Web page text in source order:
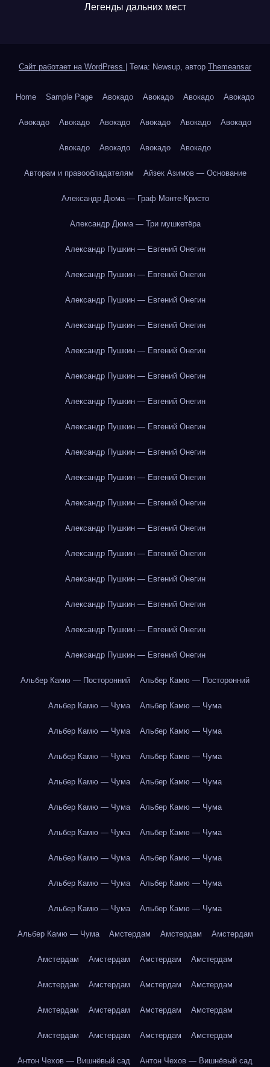
Легенды дальних мест
Сайт работает на WordPress Тема: Newsup, автор Themeansar
Home Sample Page Авокадо Авокадо Авокадо Авокадо
Авокадо Авокадо Авокадо Авокадо Авокадо Авокадо
Авокадо Авокадо Авокадо Авокадо
Авторам и правообладателям Айзек Азимов — Основание
Александр Дюма — Граф Монте-Кристо
Александр Дюма — Три мушкетёра
Александр Пушкин — Евгений Онегин
Александр Пушкин — Евгений Онегин
Александр Пушкин — Евгений Онегин
Александр Пушкин — Евгений Онегин
Александр Пушкин — Евгений Онегин
Александр Пушкин — Евгений Онегин
Александр Пушкин — Евгений Онегин
Александр Пушкин — Евгений Онегин
Александр Пушкин — Евгений Онегин
Александр Пушкин — Евгений Онегин
Александр Пушкин — Евгений Онегин
Александр Пушкин — Евгений Онегин
Александр Пушкин — Евгений Онегин
Александр Пушкин — Евгений Онегин
Александр Пушкин — Евгений Онегин
Александр Пушкин — Евгений Онегин
Александр Пушкин — Евгений Онегин
Альбер Камю — Посторонний Альбер Камю — Посторонний
Альбер Камю — Чума Альбер Камю — Чума
Альбер Камю — Чума Альбер Камю — Чума
Альбер Камю — Чума Альбер Камю — Чума
Альбер Камю — Чума Альбер Камю — Чума
Альбер Камю — Чума Альбер Камю — Чума
Альбер Камю — Чума Альбер Камю — Чума
Альбер Камю — Чума Альбер Камю — Чума
Альбер Камю — Чума Альбер Камю — Чума
Альбер Камю — Чума Альбер Камю — Чума
Альбер Камю — Чума Амстердам Амстердам Амстердам
Амстердам Амстердам Амстердам Амстердам
Амстердам Амстердам Амстердам Амстердам
Амстердам Амстердам Амстердам Амстердам
Амстердам Амстердам Амстердам Амстердам
Антон Чехов — Вишнёвый сад Антон Чехов — Вишнёвый сад